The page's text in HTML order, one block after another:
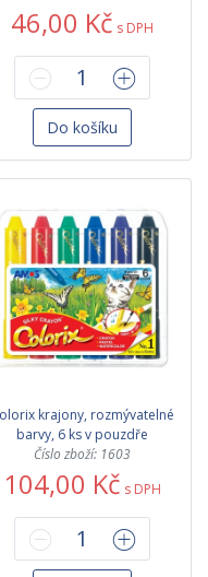
46,00 Kč s DPH
Do košíku
krajony, rozmývatelné
barvy, 6 ks v pouzdře
Číslo zboží: 1603
104,00 Kč s DPH